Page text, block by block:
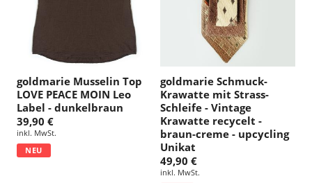
goldmarie Musselin Top
LOVE PEACE MOIN Leo
Label - dunkelbraun
39,90 €
inkl. MwSt.
NEU
goldmarie Schmuck-
Krawatte mit Strass-
Schleife - Vintage
Krawatte recycelt -
braun-creme - upcycling
Unikat
49,90 €
inkl. MwSt.